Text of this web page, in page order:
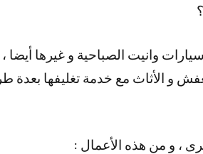
وانيت الصباحية و غيرها
و الأثاث مع خدمة تغليفها بعدة
، و من هذه الأعمال :